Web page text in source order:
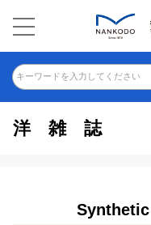
キーワードを入力してください
洋雑誌